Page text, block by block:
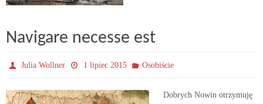
Navigare necesse est
Julia Wollner 1 lipiec 2015 Osobiście
Dobrych Nowin otrzymuję